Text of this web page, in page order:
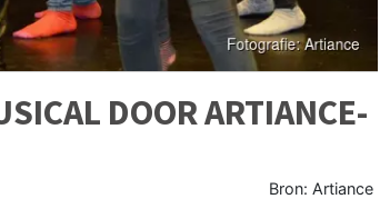
DOOR ARTIANCE-
Bron: Artiance